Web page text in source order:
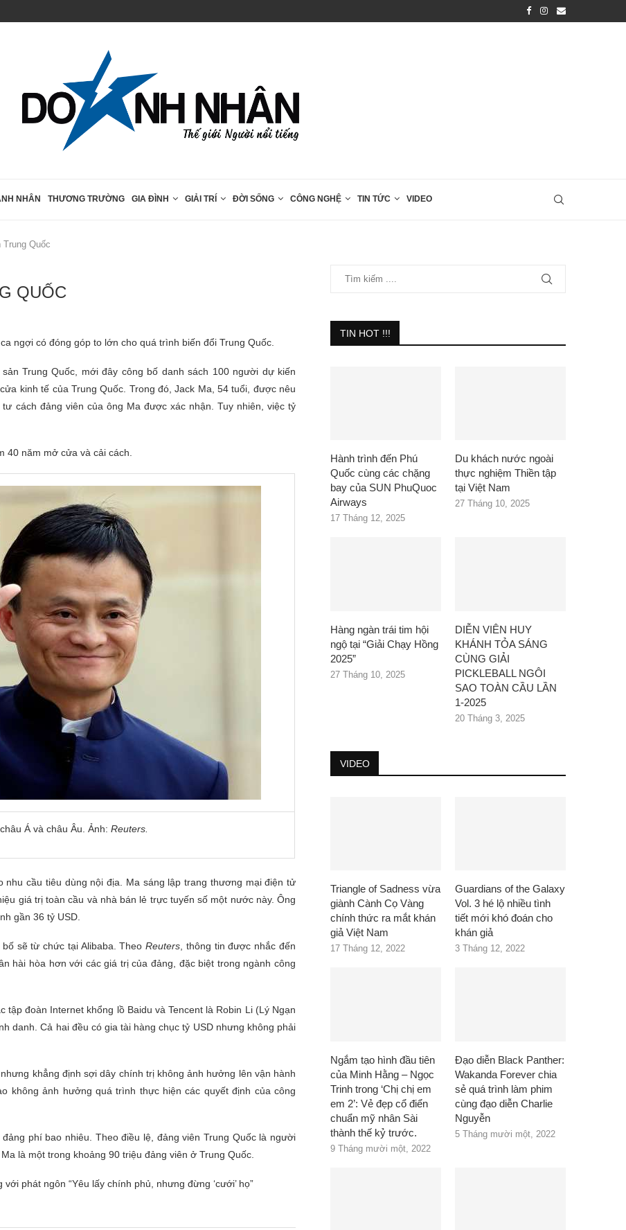
Pickleball – bộ môn thể thao mới mẻ...
NHÂN THƯƠNG TRƯỜNG GIA ĐÌNH GIẢI TRÍ ĐỜI SỐNG CÔNG NGHỆ TIN TỨC VIDEO
Quốc
QUỐC
ngợi có đóng góp to lớn cho quá trình biến đổi Trung Quốc.
Trung Quốc, mới đây công bố danh sách 100 người dự kiến
kinh tế của Trung Quốc. Trong đó, Jack Ma, 54 tuổi, được nêu
cách đảng viên của ông Ma được xác nhận. Tuy nhiên, việc tỷ
40 năm mở cửa và cải cách.
Á và châu Âu. Ảnh: Reuters.
cầu tiêu dùng nội địa. Ma sáng lập trang thương mại điện tử
giá trị toàn cầu và nhà bán lẻ trực tuyến số một nước này. Ông
gần 36 tỷ USD.
sẽ từ chức tại Alibaba. TheoReuters , thông tin được nhắc đến
hài hòa hơn với các giá trị của đảng, đặc biệt trong ngành công
đoàn Internet khổng lồ Baidu và Tencent là Robin Li (Lý Ngạn
danh. Cả hai đều có gia tài hàng chục tỷ USD nhưng không phải
khẳng định sợi dây chính trị không ảnh hưởng lên vận hành
không ảnh hưởng quá trình thực hiện các quyết định của công
phí bao nhiêu. Theo điều lệ, đảng viên Trung Quốc là người
là một trong khoảng 90 triệu đảng viên ở Trung Quốc.
phát ngôn “Yêu lấy chính phủ, nhưng đừng ‘cưới’ họ”
TIN HOT !!!
Hành trình đến Phú
Quốc cùng các chặng
bay của SUN PhuQuoc
Airways
17 Tháng 12, 2025
Du khách nước ngoài
thực nghiệm Thiền tập
tại Việt Nam
27 Tháng 10, 2025
Hàng ngàn trái tim hội
ngộ tại “Giải Chạy Hồng
2025”
27 Tháng 10, 2025
DIỄN VIÊN HUY
KHÁNH TỎA SÁNG
CÙNG GIẢI
PICKLEBALL NGÔI
SAO TOÀN CẦU LẦN
1-2025
20 Tháng 3, 2025
VIDEO
Triangle of Sadness vừa
giành Cành Cọ Vàng
chính thức ra mắt khán
giả Việt Nam
17 Tháng 12, 2022
Guardians of the Galaxy
Vol. 3 hé lộ nhiều tình
tiết mới khó đoán cho
khán giả
3 Tháng 12, 2022
Ngắm tạo hình đầu tiên
của Minh Hằng – Ngọc
Trinh trong ‘Chị chị em
em 2’: Vẻ đẹp cổ điển
chuẩn mỹ nhân Sài
thành thế kỷ trước.
9 Tháng mười một, 2022
Đạo diễn Black Panther:
Wakanda Forever chia
sẻ quá trình làm phim
cùng đạo diễn Charlie
Nguyễn
5 Tháng mười một, 2022